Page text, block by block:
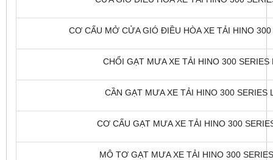
CƠ CẤU MỞ CỬA GIÓ ĐIỀU HÒA XE TẢI HINO
CHỔI GẠT MƯA XE TẢI HINO 300
CẦN GẠT MƯA XE TẢI HINO 300 SERIES
CƠ CẤU GẠT MƯA XE TẢI HINO 300
MÔ TƠ GẠT MƯA XE TẢI HINO 300